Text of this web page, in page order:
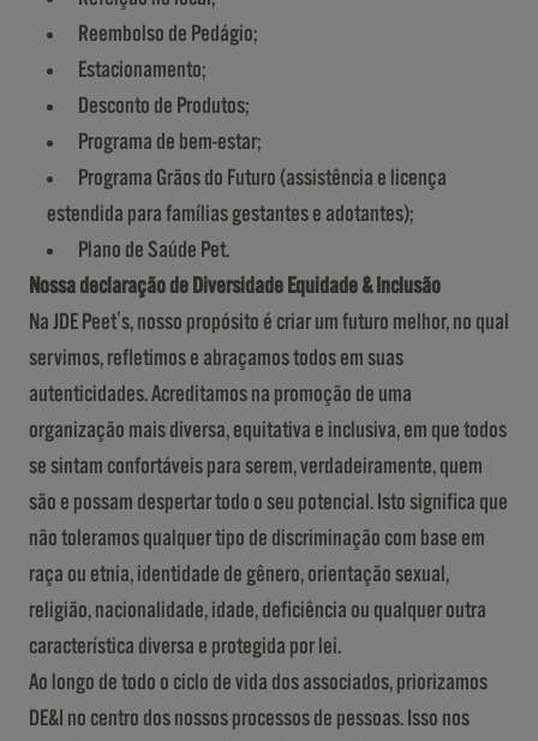
Reembolso de Pedágio;
Estacionamento;
Desconto de Produtos;
Programa de bem-estar;
Programa Grãos do Futuro (assistência e licença
estendida para famílias gestantes e adotantes);
Plano de Saúde Pet.
Nossa declaração de Diversidade Equidade & Inclusão
Na JDE Peet's, nosso propósito é criar um futuro melhor, no qual
servimos, refletimos e abraçamos todos em suas
autenticidades. Acreditamos na promoção de uma
organização mais diversa, equitativa e inclusiva, em que todos
se sintam confortáveis para serem, verdadeiramente, quem
são e possam despertar todo o seu potencial. Isto significa que
não toleramos qualquer tipo de discriminação com base em
raça ou etnia, identidade de gênero, orientação sexual,
religião, nacionalidade, idade, deficiência ou qualquer outra
característica diversa e protegida por lei.
Ao longo de todo o ciclo de vida dos associados, priorizamos
DE&I no centro dos nossos processos de pessoas. Isso nos